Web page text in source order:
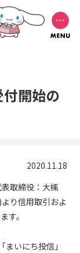
開始の
2020.11.18
取締役：大槻
り信用取引およ
す。
いにち投信」